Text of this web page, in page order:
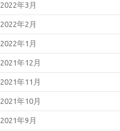
2022年3月
2022年2月
2022年1月
2021年12月
2021年11月
2021年10月
2021年9月